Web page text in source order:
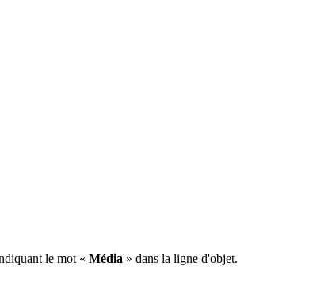
le mot « Média » dans la ligne d'objet.